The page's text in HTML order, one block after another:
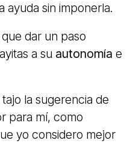
ayuda sin imponerla.
dar un paso
a su autonomía e
la sugerencia de
para mí, como
yo considero mejor